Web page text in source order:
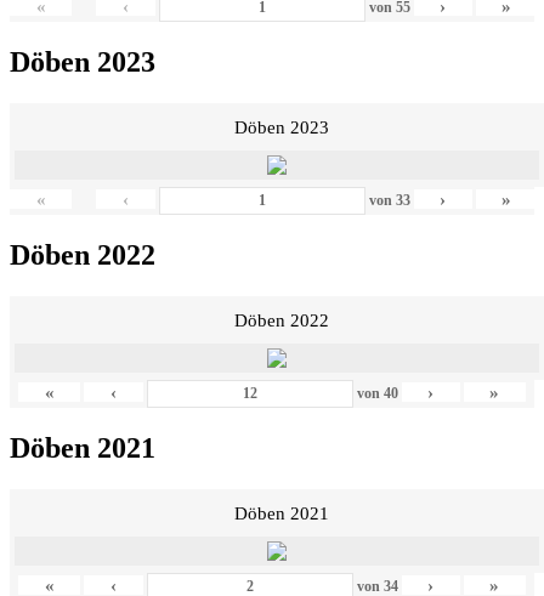
« ‹ von 55 › »
Döben 2023
Döben 2023
« ‹ von 33 › »
Döben 2022
Döben 2022
« ‹ von 40 › »
Döben 2021
Döben 2021
« ‹ von 34 › »